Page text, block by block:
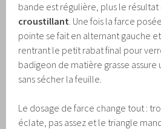
bande est régulière, plus le résultat
croustillant . Une fois la farce
pointe se fait en alternant gauche
rentrant le petit rabat final pour
badigeon de matière grasse assure
sans sécher la feuille.
Le dosage de farce change tout :
éclate, pas assez et le triangle